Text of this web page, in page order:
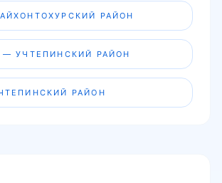
РАЙОН
— УЧТЕПИНСКИЙ РАЙОН
РАЙОН